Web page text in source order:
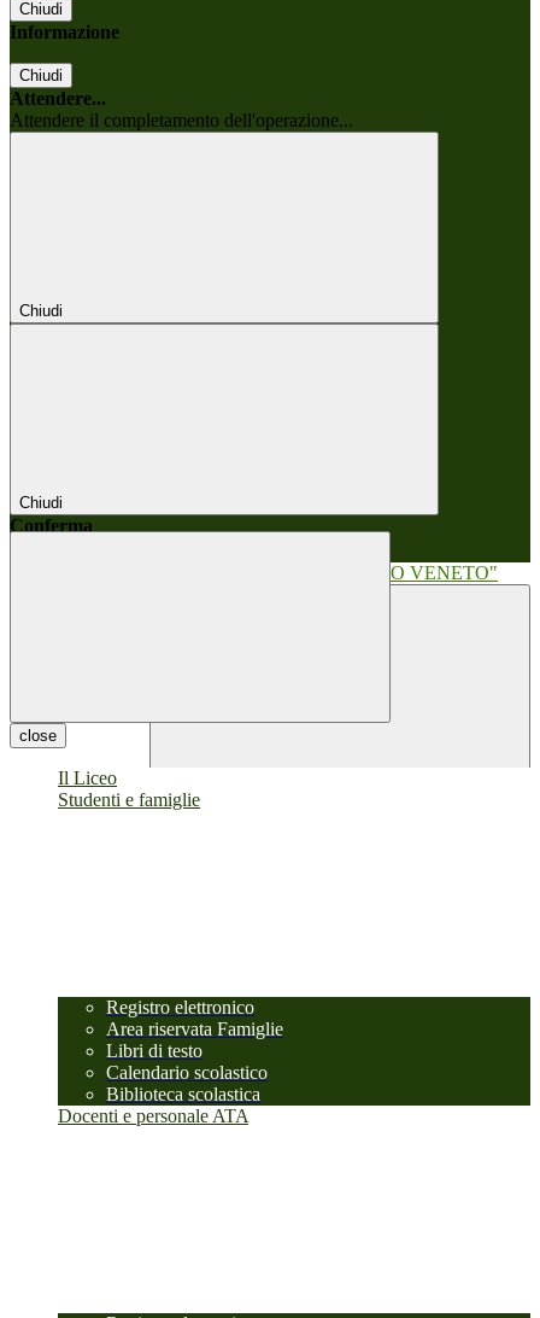
Chiudi
Informazione
Chiudi
Attendere...
Attendere il completamento dell'operazione...
Chiudi
Chiudi
Conferma
close
Il Liceo
Studenti e famiglie
Registro elettronico
Area riservata Famiglie
Libri di testo
Calendario scolastico
Biblioteca scolastica
Docenti e personale ATA